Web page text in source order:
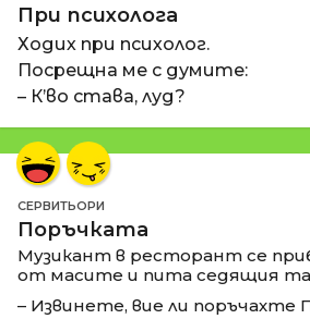
При психолога
Ходих при психолог.
Посрещна ме с думите:
– К’во става, луд?
СЕРВИТЬОРИ
Поръчката
Музикант в ресторант се
от масите и пита седящия
– Извинете, вие ли поръчахте